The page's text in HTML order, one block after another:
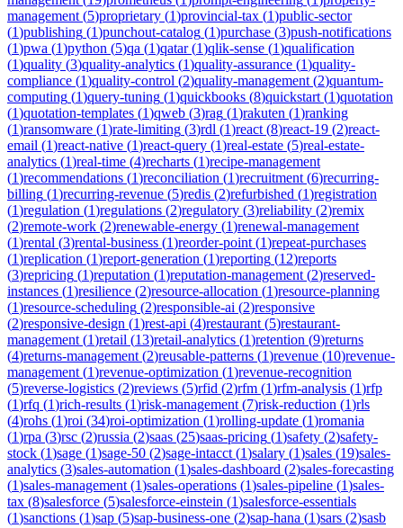
management (5)proprietary (1)provincial-tax (1)public-sector
(1)publishing (1)punchout-catalog (1)purchase (3)push-notifications
(1)pwa (1)python (5)qa (1)qatar(1)qlik-sense (1)qualification
(1)quality (3)quality-analytics (1)quality-assurance (1)quality-
compliance (1)quality-control (2)quality-management (2)quantum-
computing (1)query-tuning (1)quickbooks (8)quickstart (1)quotation
(1)quotation-templates (1)qweb (3)rag (1)rakuten (1)ranking
(1)ransomware (1)rate-limiting (3)rdl (1)react (8)react-19 (2)react-
email (1)react-native (1)react-query (1)real-estate (5)real-estate-
analytics (1)real-time (4)recharts (1)recipe-management
(1)recommendations (1)reconciliation (1)recruitment (6)recurring-
billing (1)recurring-revenue (5)redis (2)refurbished (1)registration
(1)regulation (1)regulations (2)regulatory (3)reliability (2)remix
(2)remote-work (2)renewable-energy (1)renewal-management
(1)rental (3)rental-business (1)reorder-point (1)repeat-purchases
(1)replication (1)report-generation (1)reporting (12)reports
(3)repricing (1)reputation (1)reputation-management (2)reserved-
instances (1)resilience (2)resource-allocation (1)resource-planning
(1)resource-scheduling (2)responsible-ai (2)responsive
(2)responsive-design (1)rest-api (4)restaurant (5)restaurant-
management (1)retail (13)retail-analytics (1)retention (9)returns
(4)returns-management (2)reusable-patterns (1)revenue (10)revenue-
management (1)revenue-optimization (1)revenue-recognition
(5)reverse-logistics (2)reviews (5)rfid (2)rfm (1)rfm-analysis (1)rfp
(1)rfq (1)rich-results (1)risk-management (7)risk-reduction (1)rls
(4)rohs (1)roi (34)roi-optimization (1)rolling-update (1)romania
(1)rpa (3)rsc (2)russia (2)saas (25)saas-pricing (1)safety (2)safety-
stock (1)sage (1)sage-50 (2)sage-intacct (1)salary (1)sales (19)sales-
analytics (3)sales-automation (1)sales-dashboard (2)sales-forecasting
(1)sales-management (1)sales-operations (1)sales-pipeline (1)sales-
tax (8)salesforce (5)salesforce-einstein (1)salesforce-essentials
(1)sanctions (1)sap (5)sap-business-one (2)sap-hana (1)sars (2)sasb